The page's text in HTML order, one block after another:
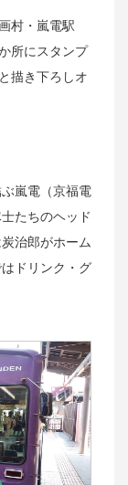
村・嵐電駅
所にスタンプ
描き下ろしオ
嵐電（京福電
たちのヘッド
治郎がホーム
ドリンク・グ